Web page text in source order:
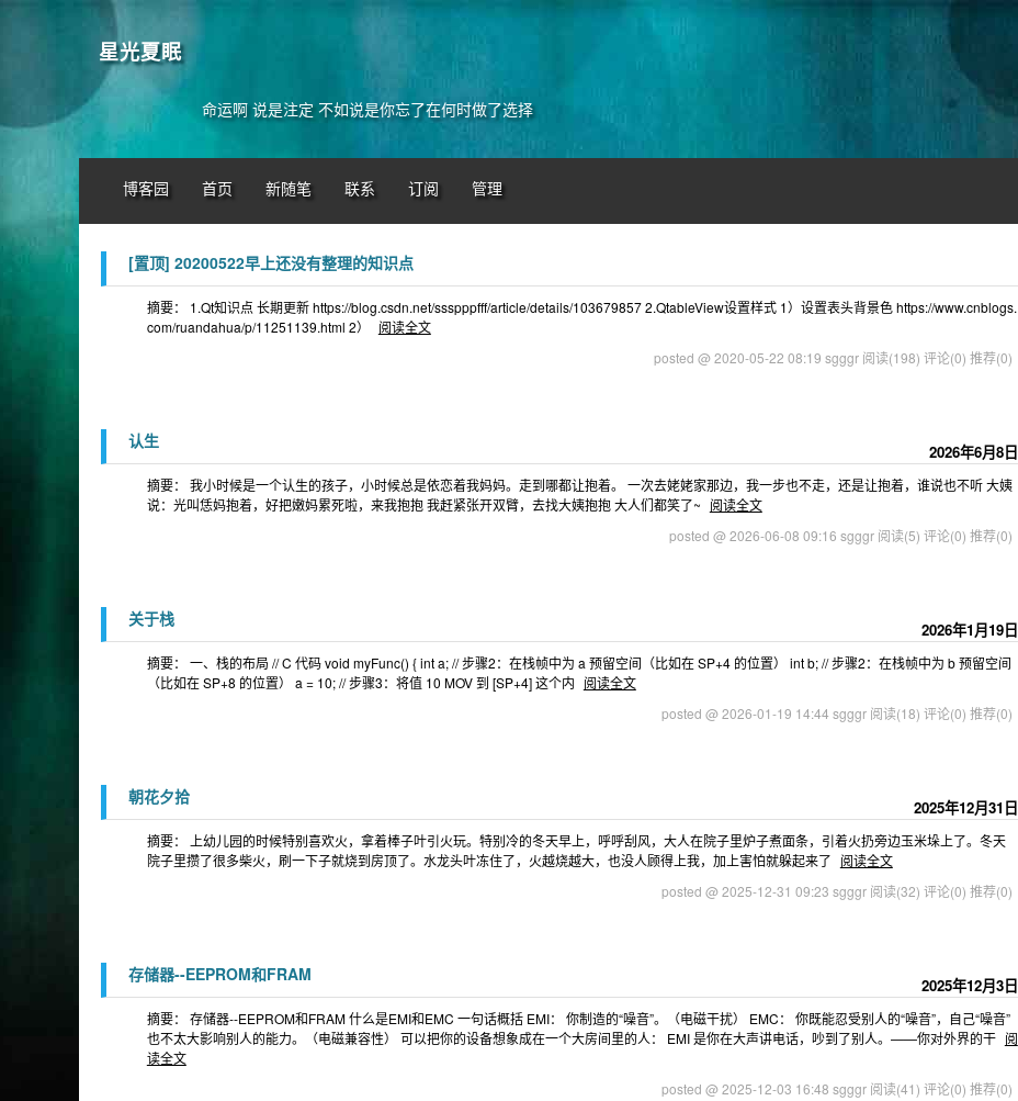
星光夏眠
命运啊 说是注定 不如说是你忘了在何时做了选择
博客园 首页 新随笔 联系 订阅 管理
[置顶] 20200522早上还没有整理的知识点
摘要： 1.Qt知识点 长期更新 https://blog.csdn.net/ssspppfff/article/details/103679857 2.QtableView设置样式 1）设置表头背景色 https://www.cnblogs.
com/ruandahua/p/11251139.html 2）
阅读全文
posted @ 2020-05-22 08:19 sgggr 阅读(198) 评论(0) 推荐(0)
2026年6月8日
认生
摘要： 我小时候是一个认生的孩子，小时候总是依恋着我妈妈。走到哪都让抱着。 一次去姥姥家那边，我一步也不走，还是让抱着，谁说也不听 大姨
说：光叫恁妈抱着，好把嫩妈累死啦，来我抱抱 我赶紧张开双臂，去找大姨抱抱 大人们都笑了~ 阅读全文
posted @ 2026-06-08 09:16 sgggr 阅读(5) 评论(0) 推荐(0)
2026年1月19日
关于栈
摘要： 一、栈的布局 // C 代码 void myFunc() { int a; // 步骤2：在栈帧中为 a 预留空间（比如在 SP+4 的位置） int b; // 步骤2：在栈帧中为 b 预留空间
（比如在 SP+8 的位置） a = 10; // 步骤3：将值 10 MOV 到 [SP+4] 这个内 阅读全文
posted @ 2026-01-19 14:44 sgggr 阅读(18) 评论(0) 推荐(0)
2025年12月31日
朝花夕拾
摘要： 上幼儿园的时候特别喜欢火，拿着棒子叶引火玩。特别冷的冬天早上，呼呼刮风，大人在院子里炉子煮面条，引着火扔旁边玉米垛上了。冬天
院子里攒了很多柴火，刷一下子就烧到房顶了。水龙头叶冻住了，火越烧越大，也没人顾得上我，加上害怕就躲起来了 阅读全文
posted @ 2025-12-31 09:23 sgggr 阅读(32) 评论(0) 推荐(0)
2025年12月3日
存储器--EEPROM和FRAM
摘要： 存储器--EEPROM和FRAM 什么是EMI和EMC 一句话概括 EMI：​ 你制造的“噪音”。（电磁干扰） EMC：​ 你既能忍受别人的“噪音”，自己“噪音”
也不太大影响别人的能力。（电磁兼容性） 可以把你的设备想象成在一个大房间里的人： EMI​ 是你在大声讲电话，吵到了别人。——你对外界的干 阅
读全文
posted @ 2025-12-03 16:48 sgggr 阅读(41) 评论(0) 推荐(0)